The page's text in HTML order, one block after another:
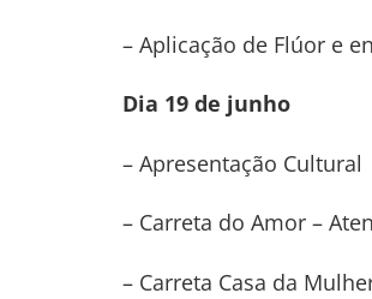
– Aplicação de Flúor e
Dia 19 de junho
– Apresentação Cultural
– Carreta do Amor –
– Carreta Casa da